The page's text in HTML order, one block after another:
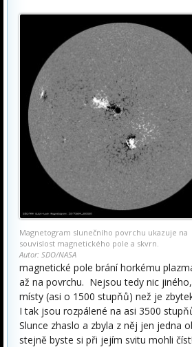
Magnetogram slunečního povrchu ukazuje na
souvislost magnetického pole a skvrn.
Autor: SDO/NASA
magnetické pole brání horkému
až na povrchu. Nejsou tedy nic
místy (asi o 1500 stupňů) než je
I tak jsou rozpálené na asi 3500
Slunce zhaslo a zbyla z něj jen jedna
stejně byste si při jejím svitu mohli číst!